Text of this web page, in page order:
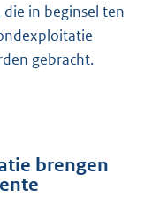
in beginsel ten
gebracht.
brengen